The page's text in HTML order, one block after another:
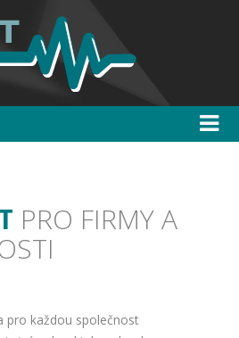
PRO FIRMY A
pro každou společnost